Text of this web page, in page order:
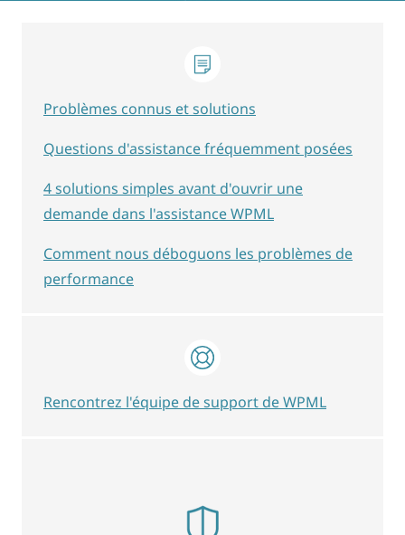
Problèmes connus et solutions
Questions d'assistance fréquemment posées
4 solutions simples avant d'ouvrir une
demande dans l'assistance WPML
Comment nous déboguons les problèmes de
performance
Rencontrez l'équipe de support de WPML